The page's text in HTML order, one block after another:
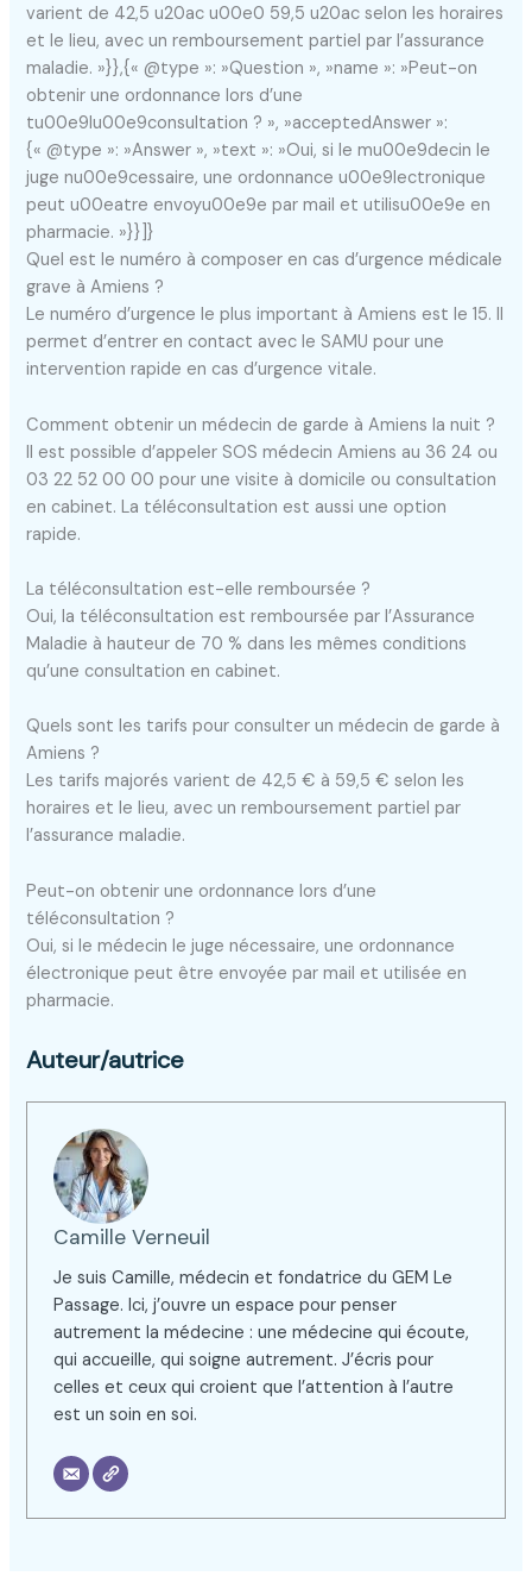
varient de 42,5 u20ac u00e0 59,5 u20ac selon les horaires
et le lieu, avec un remboursement partiel par l’assurance
maladie. »}},{« @type »: »Question », »name »: »Peut-on
obtenir une ordonnance lors d’une
tu00e9lu00e9consultation ? », »acceptedAnswer »:
{« @type »: »Answer », »text »: »Oui, si le mu00e9decin le
juge nu00e9cessaire, une ordonnance u00e9lectronique
peut u00eatre envoyu00e9e par mail et utilisu00e9e en
pharmacie. »}}]}
Quel est le numéro à composer en cas d’urgence médicale
grave à Amiens ?
Le numéro d’urgence le plus important à Amiens est le 15. Il
permet d’entrer en contact avec le SAMU pour une
intervention rapide en cas d’urgence vitale.
Comment obtenir un médecin de garde à Amiens la nuit ?
Il est possible d’appeler SOS médecin Amiens au 36 24 ou
03 22 52 00 00 pour une visite à domicile ou consultation
en cabinet. La téléconsultation est aussi une option
rapide.
La téléconsultation est-elle remboursée ?
Oui, la téléconsultation est remboursée par l’Assurance
Maladie à hauteur de 70 % dans les mêmes conditions
qu’une consultation en cabinet.
Quels sont les tarifs pour consulter un médecin de garde à
Amiens ?
Les tarifs majorés varient de 42,5 € à 59,5 € selon les
horaires et le lieu, avec un remboursement partiel par
l’assurance maladie.
Peut-on obtenir une ordonnance lors d’une
téléconsultation ?
Oui, si le médecin le juge nécessaire, une ordonnance
électronique peut être envoyée par mail et utilisée en
pharmacie.
Auteur/autrice
Camille Verneuil
Je suis Camille, médecin et fondatrice du GEM Le
Passage. Ici, j’ouvre un espace pour penser
autrement la médecine : une médecine qui écoute,
qui accueille, qui soigne autrement. J’écris pour
celles et ceux qui croient que l’attention à l’autre
est un soin en soi.